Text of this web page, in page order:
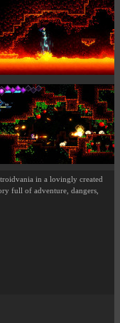
in a lovingly created
full of adventure, dangers,